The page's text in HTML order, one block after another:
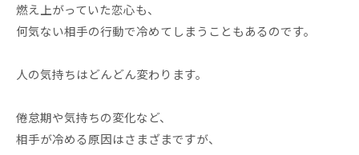
燃え上がっていた恋心も、
何気ない相手の行動で冷めてしまうこともあるのです。
人の気持ちはどんどん変わります。
倦怠期や気持ちの変化など、
相手が冷める原因はさまざまですが、